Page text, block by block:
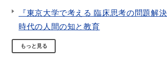
『東京大学で考える 臨床思考の問題解
時代の人間の知と教育
もっと見る